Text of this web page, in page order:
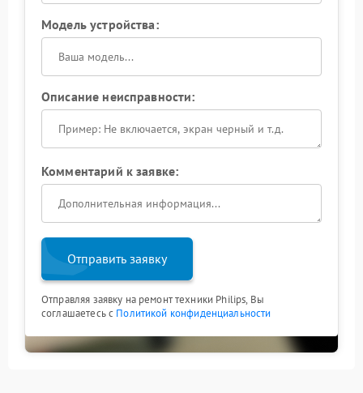
Модель устройства:
Описание неисправности:
Комментарий к заявке:
Отправить заявку
Отправляя заявку на ремонт техники Philips, Вы
соглашаетесь с Политикой конфиденциальности